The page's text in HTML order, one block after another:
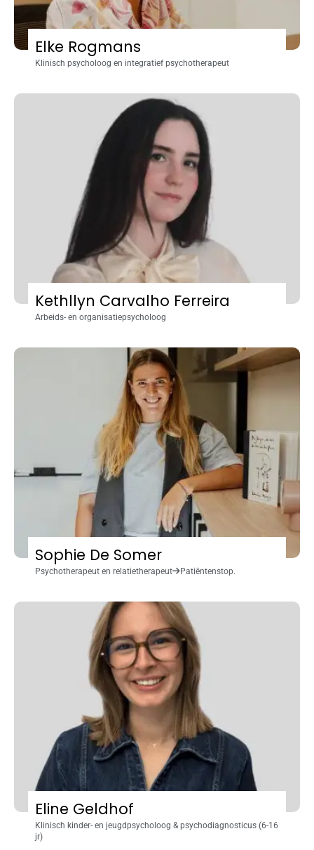
Elke Rogmans
Klinisch psycholoog en integratief psychotherapeut
Kethllyn Carvalho Ferreira
Arbeids- en organisatiepsycholoog
Sophie De Somer
Psychotherapeut en relatietherapeut Patiëntenstop.
Eline Geldhof
Klinisch kinder- en jeugdpsycholoog & psychodiagnosticus (6-16
jr)